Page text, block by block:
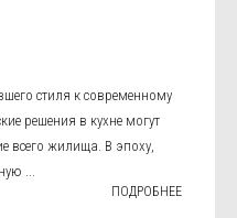
стиля к современному
решения в кухне могут
всего жилища. В эпоху,
...
ПОДРОБНЕЕ